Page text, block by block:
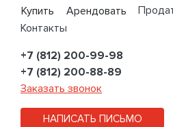
Купить Арендовать
Контакты
+7 (812) 200-99-98
+7 (812) 200-88-89
Заказать звонок
НАПИСАТЬ ПИСЬМО